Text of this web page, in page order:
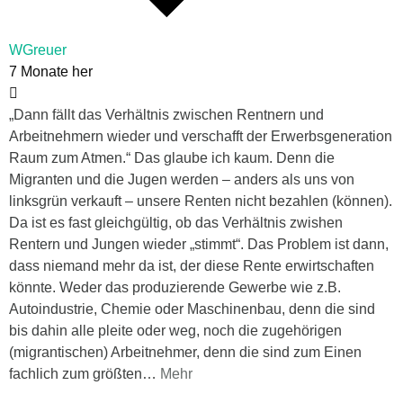
WGreuer
7 Monate her
„Dann fällt das Verhältnis zwischen Rentnern und
Arbeitnehmern wieder und verschafft der Erwerbsgeneration
Raum zum Atmen.“ Das glaube ich kaum. Denn die
Migranten und die Jugen werden – anders als uns von
linksgrün verkauft – unsere Renten nicht bezahlen (können).
Da ist es fast gleichgültig, ob das Verhältnis zwishen
Rentern und Jungen wieder „stimmt“. Das Problem ist dann,
dass niemand mehr da ist, der diese Rente erwirtschaften
könnte. Weder das produzierende Gewerbe wie z.B.
Autoindustrie, Chemie oder Maschinenbau, denn die sind
bis dahin alle pleite oder weg, noch die zugehörigen
(migrantischen) Arbeitnehmer, denn die sind zum Einen
fachlich zum größten… Mehr